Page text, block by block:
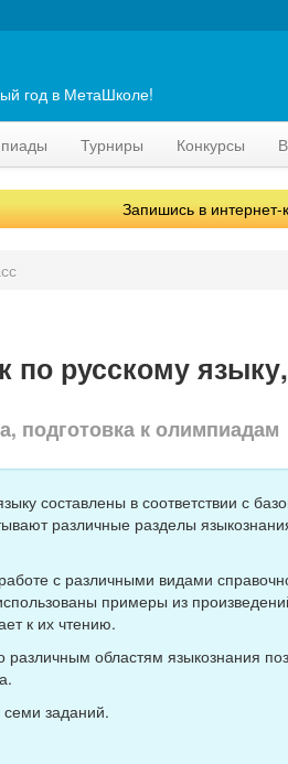
год в МетаШколе!
Турниры Конкурсы
Запишись в интернет-
по русскому
подготовка к олимпиадам
составлены в соответствии с
различные разделы
с различными видами
примеры из
к их чтению.
различным областям языкознания
заданий.